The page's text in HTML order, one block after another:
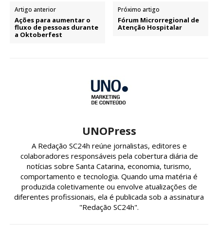
Artigo anterior
Ações para aumentar o
fluxo de pessoas durante
a Oktoberfest
Próximo artigo
Fórum Microrregional de
Atenção Hospitalar
UNOPress
A Redação SC24h reúne jornalistas, editores e
colaboradores responsáveis pela cobertura diária de
notícias sobre Santa Catarina, economia, turismo,
comportamento e tecnologia. Quando uma matéria é
produzida coletivamente ou envolve atualizações de
diferentes profissionais, ela é publicada sob a assinatura
"Redação SC24h".